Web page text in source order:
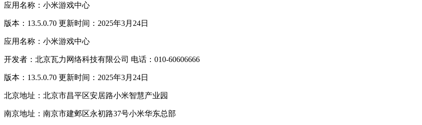
应用名称：小米游戏中心
版本：13.5.0.70 更新时间：2025年3月24日
应用名称：小米游戏中心
开发者：北京瓦力网络科技有限公司 电话：010-60606666
版本：13.5.0.70 更新时间：2025年3月24日
北京地址：北京市昌平区安居路小米智慧产业园
南京地址：南京市建邺区永初路37号小米华东总部